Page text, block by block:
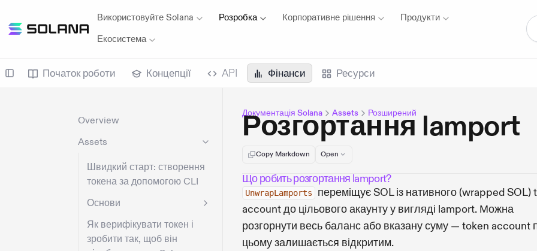
Використовуйте Solana Розробка Корпоративне рішення
Продукти
Екосистема
Початок роботи Концепції API Фінанси Ресурси
Overview
Assets
Швидкий старт: створення
токена за допомогою CLI
Основи
Як верифікувати токен і
зробити так, щоб він
Документація Solana Assets Розширений
Розгортання lamport
Copy Markdown Open
Що робить розгортання lamport?
UnwrapLamports
переміщує SOL із нативного (wrapped SOL)
account до цільового акаунту у вигляді lamport. Можна
розгорнути весь баланс або вказану суму — token account
цьому залишається відкритим.